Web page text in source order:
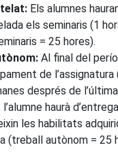
Els alumnes
els seminaris (1
= 25 hores).
Al final del
de l’assignatura
després de
haurà
les habilitats
(treball autònom = 25